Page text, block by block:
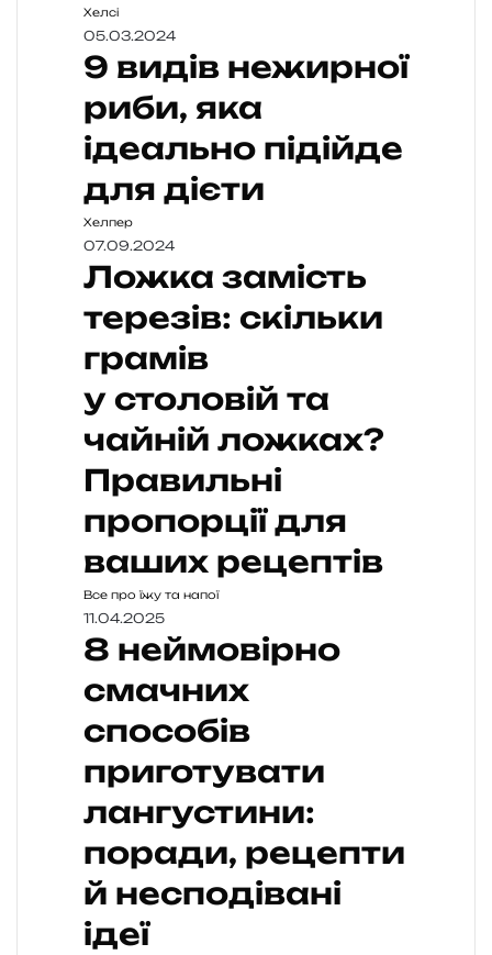
Хелсі
05.03.2024
9 видів нежирної
риби, яка
ідеально підійде
для дієти
Хелпер
07.09.2024
Ложка замість
терезів: скільки
грамів
у столовій та
чайній ложках?
Правильні
пропорції для
ваших рецептів
Все про їжу та напої
11.04.2025
8 неймовірно
смачних
способів
приготувати
лангустини:
поради, рецепти
й несподівані
ідеї